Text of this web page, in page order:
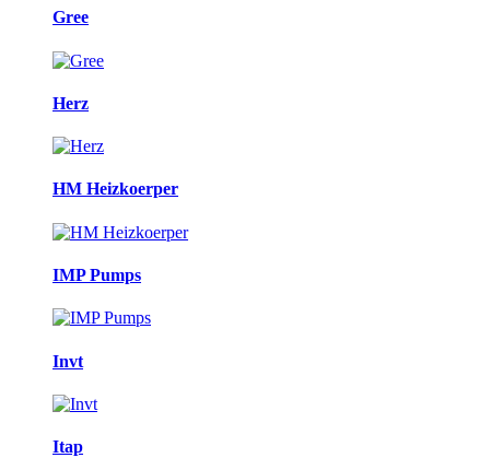
Gree
Herz
HM Heizkoerper
IMP Pumps
Invt
Itap